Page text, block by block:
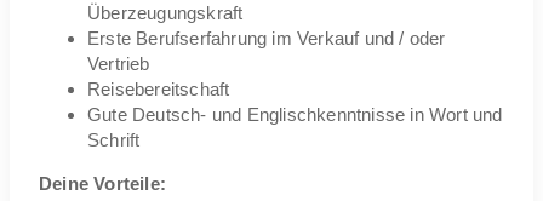
Überzeugungskraft
Erste Berufserfahrung im Verkauf und / oder
Vertrieb
Reisebereitschaft
Gute Deutsch- und Englischkenntnisse in Wort und
Schrift
Deine Vorteile: